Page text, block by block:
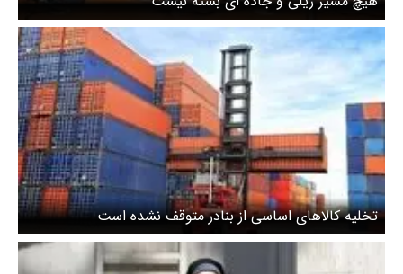
تخلیه کالاهای اساسی از بنادر متوقف نشده است